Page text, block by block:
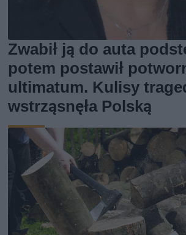
Zwabił ją do auta
potem postawił
ultimatum. Kulisy
wstrząsnęła Polską